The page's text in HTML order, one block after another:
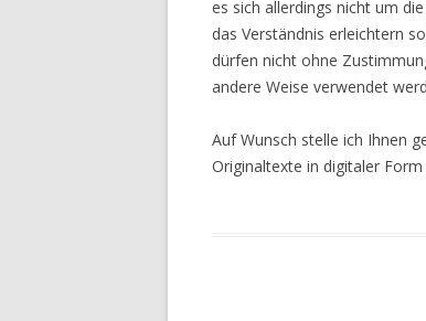
es sich allerdings nicht um
das Verständnis erleichtern
dürfen nicht ohne
andere Weise verwendet
Auf Wunsch stelle ich Ihnen
Originaltexte in digitaler